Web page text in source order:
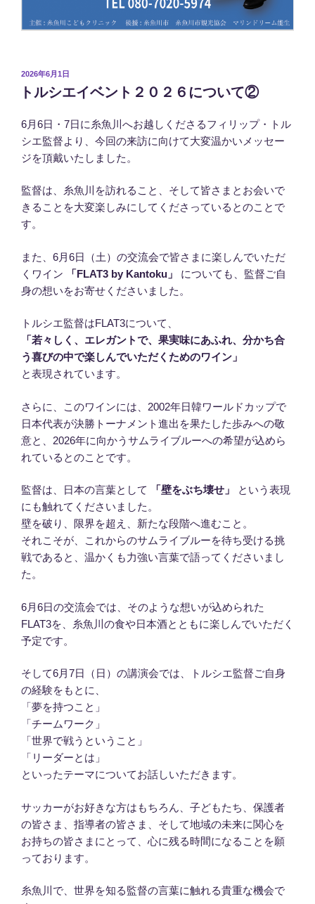
投
稿
日:
2026年6月1日
トルシエイベント２０２６について②
6月6日・7日に糸魚川へお越しくださるフィリップ・トル
シエ監督より、今回の来訪に向けて大変温かいメッセー
ジを頂戴いたしました。
監督は、糸魚川を訪れること、そして皆さまとお会いで
きることを大変楽しみにしてくださっているとのことで
す。
また、6月6日（土）の交流会で皆さまに楽しんでいただ
くワイン
「FLAT3 by Kantoku」
についても、監督ご自
身の想いをお寄せくださいました。
トルシエ監督はFLAT3について、
「若々しく、エレガントで、果実味にあふれ、分かち合
う喜びの中で楽しんでいただくためのワイン」
と表現されています。
さらに、このワインには、2002年日韓ワールドカップで
日本代表が決勝トーナメント進出を果たした歩みへの敬
意と、2026年に向かうサムライブルーへの希望が込めら
れているとのことです。
監督は、日本の言葉として 「壁をぶち壊せ」
という表現
にも触れてくださいました。
壁を破り、限界を超え、新たな段階へ進むこと。
それこそが、これからのサムライブルーを待ち受ける挑
戦であると、温かくも力強い言葉で語ってくださいまし
た。
6月6日の交流会では、そのような想いが込められた
FLAT3を、糸魚川の食や日本酒とともに楽しんでいただく
予定です。
そして6月7日（日）の講演会では、トルシエ監督ご自身
の経験をもとに、
「夢を持つこと」
「チームワーク」
「世界で戦うということ」
「リーダーとは」
といったテーマについてお話しいただきます。
サッカーがお好きな方はもちろん、子どもたち、保護者
の皆さま、指導者の皆さま、そして地域の未来に関心を
お持ちの皆さまにとって、心に残る時間になることを願
っております。
糸魚川で、世界を知る監督の言葉に触れる貴重な機会で